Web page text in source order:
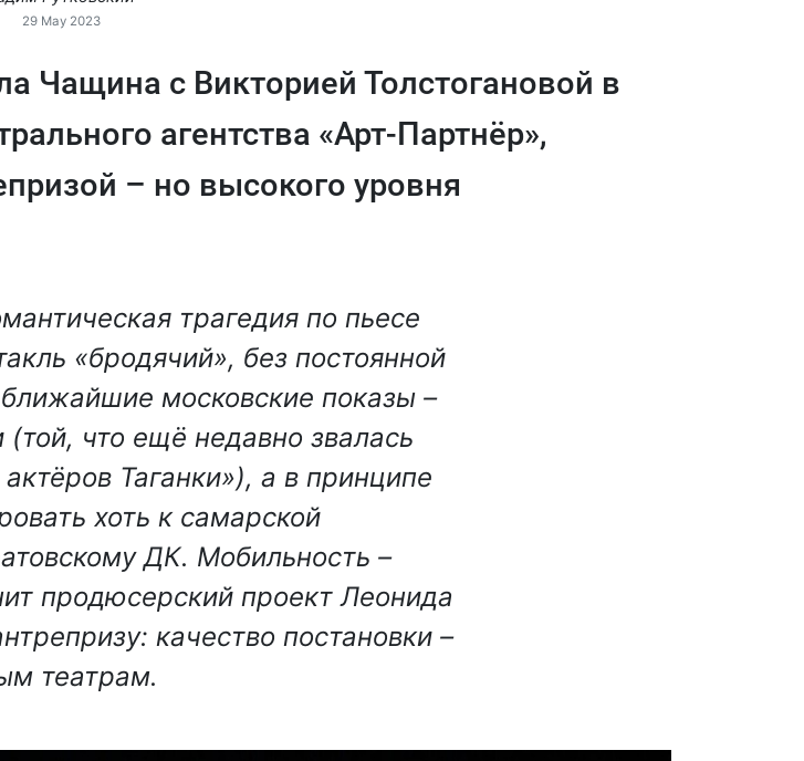
29 May 2023
Чащина с Викторией Толстогановой в
агентства «Арт-Партнёр»,
– но высокого уровня
трагедия по пьесе
«бродячий», без постоянной
московские показы –
что ещё недавно звалась
Таганки»), а в принципе
хоть к самарской
ДК. Мобильность –
продюсерский проект Леонида
качество постановки –
театрам.